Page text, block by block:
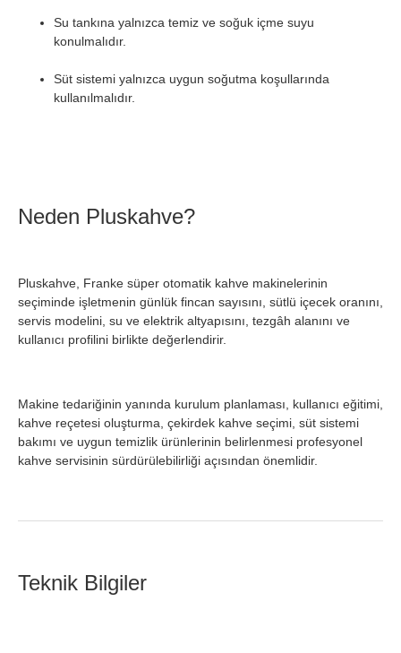
Su tankına yalnızca temiz ve soğuk içme suyu
konulmalıdır.
Süt sistemi yalnızca uygun soğutma koşullarında
kullanılmalıdır.
Neden Pluskahve?
Pluskahve, Franke süper otomatik kahve makinelerinin
seçiminde işletmenin günlük fincan sayısını, sütlü içecek oranını,
servis modelini, su ve elektrik altyapısını, tezgâh alanını ve
kullanıcı profilini birlikte değerlendirir.
Makine tedariğinin yanında kurulum planlaması, kullanıcı eğitimi,
kahve reçetesi oluşturma, çekirdek kahve seçimi, süt sistemi
bakımı ve uygun temizlik ürünlerinin belirlenmesi profesyonel
kahve servisinin sürdürülebilirliği açısından önemlidir.
Teknik Bilgiler